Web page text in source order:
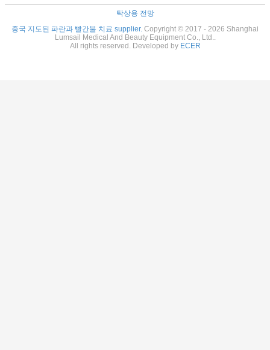
탁상용 전망
중국 지도된 파란과 빨간불 치료 supplier. Copyright © 2017 - 2026 Shanghai
Lumsail Medical And Beauty Equipment Co., Ltd..
All rights reserved. Developed by ECER